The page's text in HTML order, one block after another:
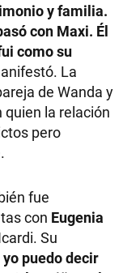
y familia.
con Maxi. Él
como su
La
de Wanda y
quien la relación
pero
fue
con Eugenia
Su
puedo decir